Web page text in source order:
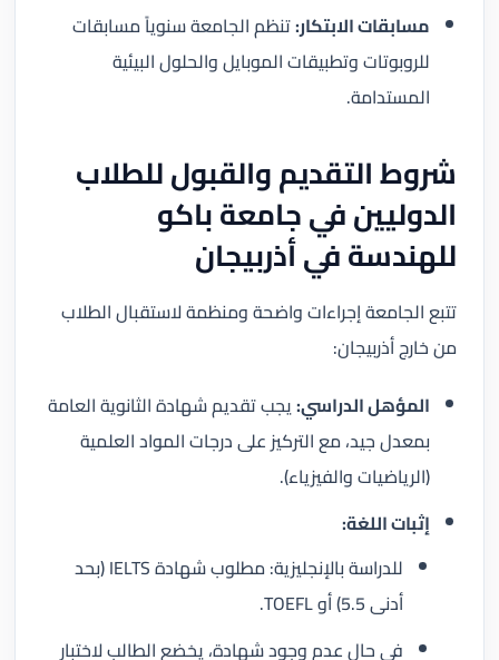
مسابقات الابتكار:تنظم الجامعة سنوياً مسابقات
للروبوتات وتطبيقات الموبايل والحلول البيئية
المستدامة.
شروط التقديم والقبول للطلاب
الدوليين في جامعة باكو
للهندسة في أذربيجان
تتبع الجامعة إجراءات واضحة ومنظمة لاستقبال الطلاب
من خارج أذربيجان:
المؤهل الدراسي:يجب تقديم شهادة الثانوية العامة
بمعدل جيد، مع التركيز على درجات المواد العلمية
(الرياضيات والفيزياء).
إثبات اللغة:
للدراسة بالإنجليزية: مطلوب شهادة IELTS (بحد
أدنى 5.5) أو TOEFL.
في حال عدم وجود شهادة، يخضع الطالب لاختبار